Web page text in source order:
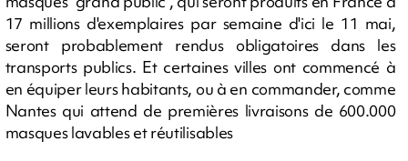
17 millions d'exemplaires par semaine d'ici le 11 mai,
seront probablement rendus obligatoires dans les
transports publics. Et certaines villes ont commencé à
en équiper leurs habitants, ou à en commander, comme
Nantes qui attend de premières livraisons de 600.000
masques lavables et réutilisables